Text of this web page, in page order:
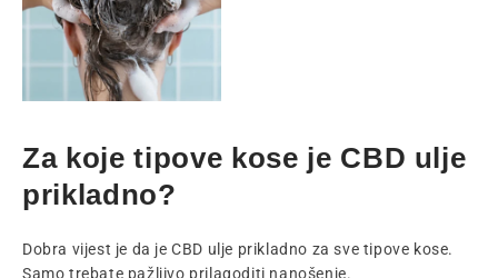
Za koje tipove kose je CBD ulje
prikladno?
Dobra vijest je da je CBD ulje prikladno za sve tipove kose.
Samo trebate pažljivo prilagoditi nanošenje.